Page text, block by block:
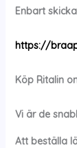
Enbart
https://
Köp Ritalin
Vi är de
Att beställa